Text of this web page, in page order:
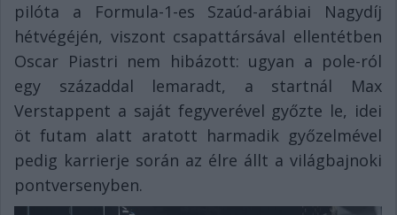
pilóta a Formula-1-es Szaúd-arábiai Nagydíj
hétvégéjén, viszont csapattársával ellentétben
Oscar Piastri nem hibázott: ugyan a pole-ról
egy századdal lemaradt, a startnál Max
Verstappent a saját fegyverével győzte le, idei
öt futam alatt aratott harmadik győzelmével
pedig karrierje során az élre állt a világbajnoki
pontversenyben.